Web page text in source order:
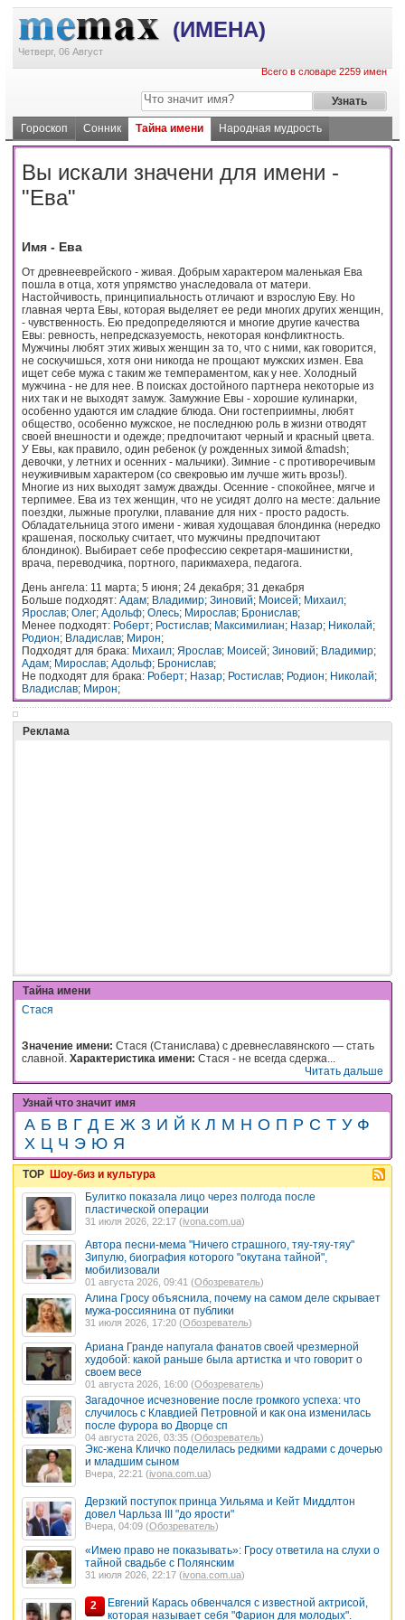
(ИМЕНА)
Четверг, 06 Август
Всего в словаре 2259 имен
Гороскоп Сонник Тайна имени Народная мудрость
Вы искали значени для имени -
"Ева"
Имя - Ева
От древнееврейского - живая. Добрым характером маленькая Ева
пошла в отца, хотя упрямство унаследовала от матери.
Настойчивость, принципиальность отличают и взрослую Еву. Но
главная черта Евы, которая выделяет ее реди многих других женщин,
- чувственность. Ею предопределяются и многие другие качества
Евы: ревность, непредсказуемость, некоторая конфликтность.
Мужчины любят этих живых женщин за то, что с ними, как говорится,
не соскучишься, хотя они никогда не прощают мужских измен. Ева
ищет себе мужа с таким же темпераментом, как у нее. Холодный
мужчина - не для нее. В поисках достойного партнера некоторые из
них так и не выходят замуж. Замужние Евы - хорошие кулинарки,
особенно удаются им сладкие блюда. Они гостеприимны, любят
общество, особенно мужское, не последнюю роль в жизни отводят
своей внешности и одежде; предпочитают черный и красный цвета.
У Евы, как правило, один ребенок (у рожденных зимой &madsh;
девочки, у летних и осенних - мальчики). Зимние - с противоречивым
неуживчивым характером (со свекровью им лучше жить врозь!).
Многие из них выходят замуж дважды. Осенние - спокойнее, мягче и
терпимее. Ева из тех женщин, что не усидят долго на месте: дальние
поездки, лыжные прогулки, плавание для них - просто радость.
Обладательница этого имени - живая худощавая блондинка (нередко
крашеная, поскольку считает, что мужчины предпочитают
блондинок). Выбирает себе профессию секретаря-машинистки,
врача, переводчика, портного, парикмахера, педагога.
День ангела: 11 марта; 5 июня; 24 декабря; 31 декабря
Больше подходят: Адам; Владимир; Зиновий; Моисей; Михаил;
Ярослав; Олег; Адольф; Олесь; Мирослав; Бронислав;
Менее подходят: Роберт; Ростислав; Максимилиан; Назар; Николай;
Родион; Владислав; Мирон;
Подходят для брака: Михаил; Ярослав; Моисей; Зиновий; Владимир;
Адам; Мирослав; Адольф; Бронислав;
Не подходят для брака: Роберт; Назар; Ростислав; Родион; Николай;
Владислав; Мирон;
Реклама
Тайна имени
Стася
Значение имени: Стася (Станислава) с древнеславянского — стать
славной. Характеристика имени: Стася - не всегда сдержа...
Читать дальше
Узнай что значит имя
А Б В Г Д Е Ж З И Й К Л М Н О П Р С Т У Ф
Х Ц Ч Э Ю Я
TOP Шоу-биз и культура
Булитко показала лицо через полгода после
пластической операции
31 июля 2026, 22:17 (ivona.com.ua)
Автора песни-мема "Ничего страшного, тяу-тяу-тяу"
Зипулю, биография которого "окутана тайной",
мобилизовали
01 августа 2026, 09:41 (Обозреватель)
Алина Гросу объяснила, почему на самом деле скрывает
мужа-россиянина от публики
31 июля 2026, 17:20 (Обозреватель)
Ариана Гранде напугала фанатов своей чрезмерной
худобой: какой раньше была артистка и что говорит о
своем весе
01 августа 2026, 16:00 (Обозреватель)
Загадочное исчезновение после громкого успеха: что
случилось с Клавдией Петровной и как она изменилась
после фурора во Дворце сп
04 августа 2026, 03:35 (Обозреватель)
Экс-жена Кличко поделилась редкими кадрами с дочерью
и младшим сыном
Вчера, 22:21 (ivona.com.ua)
Дерзкий поступок принца Уильяма и Кейт Миддлтон
довел Чарльза III "до ярости"
Вчера, 04:09 (Обозреватель)
«Имею право не показывать»: Гросу ответила на слухи о
тайной свадьбе с Полянским
31 июля 2026, 22:17 (ivona.com.ua)
2
Евгений Карась обвенчался с известной актрисой,
которая называет себя "Фарион для молодых".